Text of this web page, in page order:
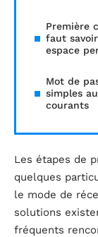
Première
faut
espace
Mot de
simples
courants
Les étapes de
quelques
le mode de
solutions
fréquents